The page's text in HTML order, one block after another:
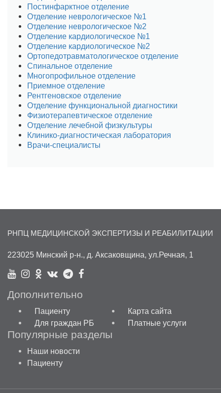
Постинфарктное отделение
Отделение неврологическое №1
Отделение неврологическое №2
Отделение кардиологическое №1
Отделение кардиологическое №2
Ортопедотравматологическое отделение
Спинальное отделение
Многопрофильное отделение
Приемное отделение
Рентгеновское отделение
Отделение функциональной диагностики
Физиотерапевтическое отделение
Отделение лечебной физкультуры
Клинико-диагностическая лаборатория
Врачи-специалисты
РНПЦ МЕДИЦИНСКОЙ ЭКСПЕРТИЗЫ И РЕАБИЛИТАЦИИ
223025 Минский р-н., д. Аксаковщина, ул.Речная, 1
Дополнительно
Пациенту
Карта сайта
Для граждан РБ
Платные услуги
Популярные разделы
Наши новости
Пациенту